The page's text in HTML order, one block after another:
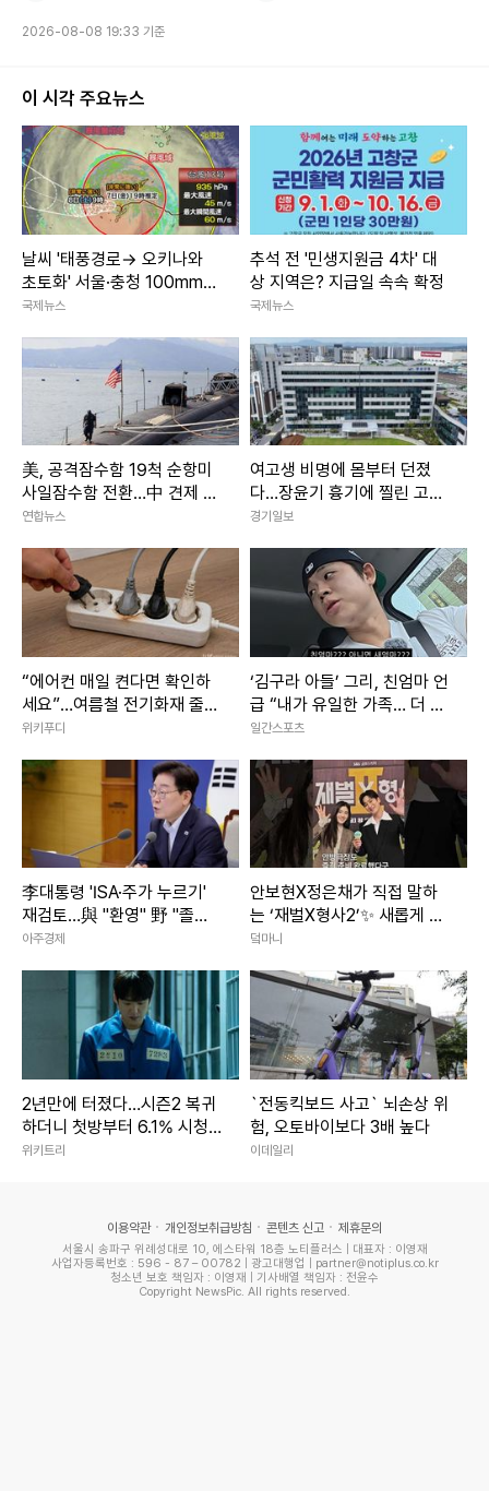
2026-08-08 19:33 기준
이 시각 주요뉴스
날씨 '태풍경로→ 오키나와
초토화' 서울·충청 100mm이
상 소나기 주말날씨
국제뉴스
추석 전 '민생지원금 4차' 대
상 지역은? 지급일 속속 확정
국제뉴스
美, 공격잠수함 19척 순항미
사일잠수함 전환…中 견제 강
화
연합뉴스
여고생 비명에 몸부터 던졌
다…장윤기 흉기에 찔린 고교
생 ‘의상자’ 인정
경기일보
“에어컨 매일 켠다면 확인하
세요”…여름철 전기화재 줄이
는 점검법
위키푸디
‘김구라 아들’ 그리, 친엄마 언
급 “내가 유일한 가족… 더 챙
기려고”
일간스포츠
李대통령 'ISA·주가 누르기'
재검토…與 "환영" 野 "졸속
국정"
아주경제
안보현X정은채가 직접 말하
는 ‘재벌X형사2’✨ 새롭게 돌
아온 두 사람의 이야기｜재벌
덬마니
2년만에 터졌다…시즌2 복귀
하더니 첫방부터 6.1% 시청
률 찍은 한국 드라마
위키트리
`전동킥보드 사고` 뇌손상 위
험, 오토바이보다 3배 높다
이데일리
이용약관 개인정보취급방침 콘텐츠 신고 제휴문의
서울시 송파구 위례성대로 10, 에스타워 18층 노티플러스 | 대표자 : 이영재
사업자등록번호 : 596 - 87 – 00782 | 광고대행업 | partner@notiplus.co.kr
청소년 보호 책임자 : 이영재 | 기사배열 책임자 : 전윤수
Copyright NewsPic. All rights reserved.